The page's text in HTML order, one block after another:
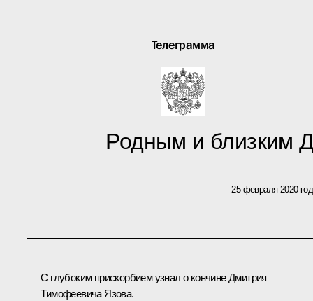
Телеграмма
Родным и близким
25 февраля 2020
С глубоким прискорбием узнал о кончине Дмитрия
Тимофеевича Язова.